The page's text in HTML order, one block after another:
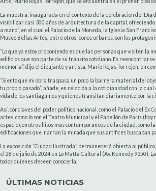
La muestra, inaugurada en el contexto de la celebración del Día
visibilizar casi 300 años de arquitectura de la capital, ofreciendo
a mano”, en el cual el Palacio de la Moneda, la Iglesia San
Museo Bellas Artes, entre otros íconos urbanos, son los
“Lo que yo estoy proponiendo es que las personas que visiten la
edificios que son parte de su tránsito cotidiano. Es reencontrarse
memoria”, dijo el dibujante y artista, Mario Rojas Torrejón, en
“Siento que mi obra traspasa un poco la barrera material del
tu propio pasado”, añade, en relación a la cotidianidad con la
vida de los santiaguinos y quienes transitan diariamente por la
Así, cónclaves del poder político nacional, como el Palacio del Ex
artes, como lo son el Teatro Municipal y el Pabellón de París
espacio con otros hitos más contemporáneos de la ciudad, como
edificaciones que narran la mirada que sus artífices buscaban
La exposición “Ciudad Ilustrada” permanecerá abierta al
el 28 de julio de 2024 en Lo Matta Cultural (Av. Kennedy 9350).
todos quienes deseen conocerla.
ÚLTIMAS NOTICIAS